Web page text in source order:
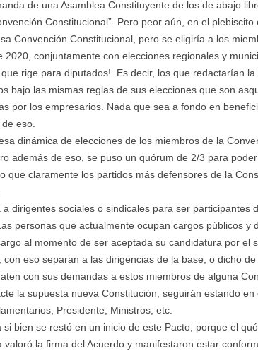
de una Asamblea Constituyente de los de abajo
Constitucional”. Pero peor aún, en el plebiscito
Convención Constitucional, pero se eligiría a los
2020, conjuntamente con elecciones regionales y
rige para diputados!. Es decir, los que redactarían la
bajo las mismas reglas de sus elecciones que son
por los empresarios. Nada que sea a fondo en
eso.
dinámica de elecciones de los miembros de la
además de eso, se puso un quórum de 2/3 para
que claramente los partidos más defensores de la
dirigentes sociales o sindicales para ser participantes
personas que actualmente ocupan cargos públicos y
al momento de ser aceptada su candidatura por el
con eso separan a las dirigencias de la base, o dicho
con sus demandas a estos miembros de alguna
la supuesta nueva Constitución, seguirán estando en
Presidente, Ministros, etc.
si bien se restó en un inicio de este Pacto, porque el
la firma del Acuerdo y manifestaron estar